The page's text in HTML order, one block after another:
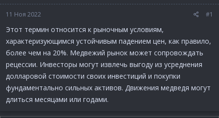
11 Ноя 2022 #1
Этот термин относится к рыночным условиям,
характеризующимся устойчивым падением цен, как правило,
более чем на 20%. Медвежий рынок может сопровождать
рецессии. Инвесторы могут извлечь выгоду из усреднения
долларовой стоимости своих инвестиций и покупки
фундаментально сильных активов. Движения медведя могут
длиться месяцами или годами.